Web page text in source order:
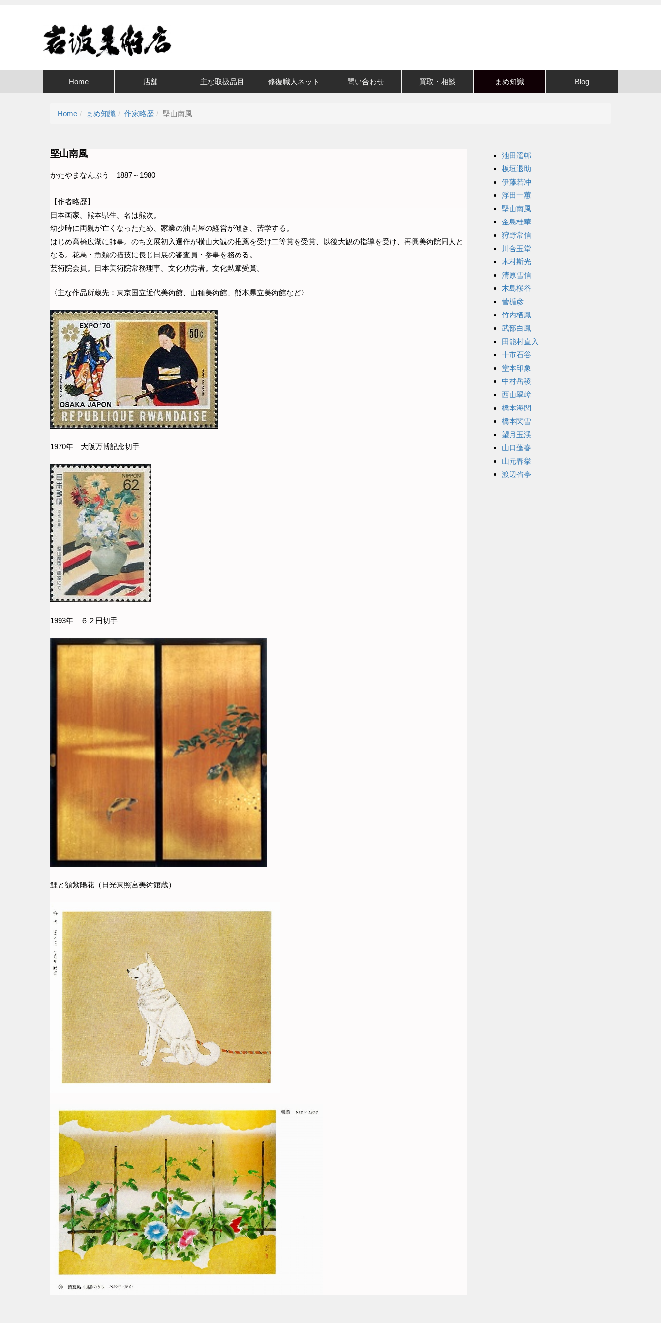
Home 店舗 主な取扱品目 修復職人ネット 問い合わせ 買取・相談 まめ知識 Blog
Home まめ知識 作家略歴 堅山南風
堅山南風
かたやまなんぷう 1887～1980
【作者略歴】
日本画家。熊本県生。名は熊次。
幼少時に両親が亡くなったため、家業の油問屋の経営が傾き、苦学する。
はじめ高橋広湖に師事。のち文展初入選作が横山大観の推薦を受け二等賞を受賞、以後大観の指導を受け、再興美術院同人と
なる。花鳥・魚類の描技に長じ日展の審査員・参事を務める。
芸術院会員。日本美術院常務理事。文化功労者。文化勲章受賞。
〈主な作品所蔵先：東京国立近代美術館、山種美術館、熊本県立美術館など〉
1970年 大阪万博記念切手
1993年 ６２円切手
鯉と額紫陽花（日光東照宮美術館蔵）
池田遥邨
板垣退助
伊藤若冲
浮田一蕙
堅山南風
金島桂華
狩野常信
川合玉堂
木村斯光
清原雪信
木島桜谷
菅楯彦
竹内栖鳳
武部白鳳
田能村直入
十市石谷
堂本印象
中村岳稜
西山翠嶂
橋本海関
橋本関雪
望月玉渓
山口蓬春
山元春挙
渡辺省亭